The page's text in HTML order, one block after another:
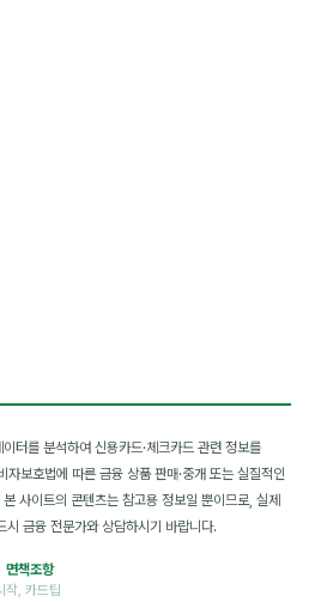
터를 분석하여 신용카드·체크카드 관련 정보를
보호법에 따른 금융 상품 판매·중개 또는 실질적인
사이트의 콘텐츠는 참고용 정보일 뿐이므로, 실제
금융 전문가와 상담하시기 바랍니다.
면책조항
, 카드팁